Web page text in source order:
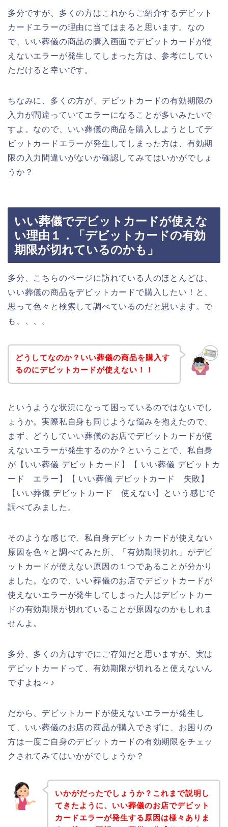
多分ですが、多くの方はこれからご紹介するデビット
カードエラーの理由に当てはまると思います。なの
で、いい葬儀の商品の購入画面でデビットカードが使
えないエラーが発生してしまった方は、参考にしてい
ただけると幸いです。
ちなみに、多くの方が、デビットカードの有効期限の
入力が間違っていてエラーになることが多いみたいで
すよ。なので、いい葬儀の商品を購入しようとしてデ
ビットカードエラーが発生してしまった方は、有効期
限の入力間違いがないか確認してみてはいかがでしょ
うか？
いい葬儀でデビットカードが使えな
い理由１．「デビットカードの有効
期限が切れているのかも」
多分、こちらのページに訪れている人のほとんどは、
いい葬儀の商品をデビットカードで購入したい！と、
思って色々と検索して調べているのだと思います。で
も、、、。
どうしてなのか？いい葬儀の商品を購入す
るのにデビットカードが使えない！！
というような状況になって困っているのではないでし
ょうか。実際私自身も同じような悩みを抱えたので、
まず、どうしていい葬儀のお店でデビットカードが使
えないエラーが発生するのか？ということで、私自身
が【いい葬儀 デビットカード】【 いい葬儀 デビットカ
ード エラー】【 いい葬儀 デビットカード 失敗】
【いい葬儀 デビットカード 使えない】という感じで
調べてみました。
そのような感じで、私自身デビットカードが使えない
原因を色々と調べてみた所、「有効期限切れ」がデビ
ットカードが使えない原因の１つであることが分かり
ました。なので、いい葬儀のお店でデビットカードが
使えないエラーが発生してしまった人はデビットカー
ドの有効期限が切れていることが原因なのかもしれま
せんよ。
多分、多くの方はすでにご存知だと思いますが、実は
デビットカードって、有効期限が切れると使えないん
ですよね～♪
だから、デビットカードが使えないエラーが発生し
て、いい葬儀のお店の商品が購入できずに、お困りの
方は一度ご自身のデビットカードの有効期限をチェッ
クされてみてはいかがでしょうか？
いかがだったでしょうか？これまで説明し
てきたように、いい葬儀のお店でデビット
カードエラーが発生する原因は様々ありま